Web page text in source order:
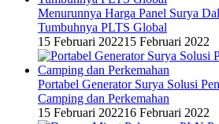
Menurunnya Harga Panel Surya
Tumbuhnya PLTS Global
15 Februari 202215 Februari 2022
Portabel Generator Surya Solusi
Camping dan Perkemahan
15 Februari 202216 Februari 2022